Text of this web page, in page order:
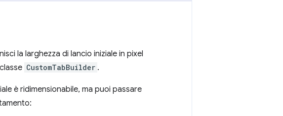
la larghezza di lancio iniziale in pixel
CustomTabBuilder .
è ridimensionabile, ma puoi passare